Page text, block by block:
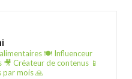
🍽️ Influenceur
🎥 Créateur de contenus 📱
par mois 🙏